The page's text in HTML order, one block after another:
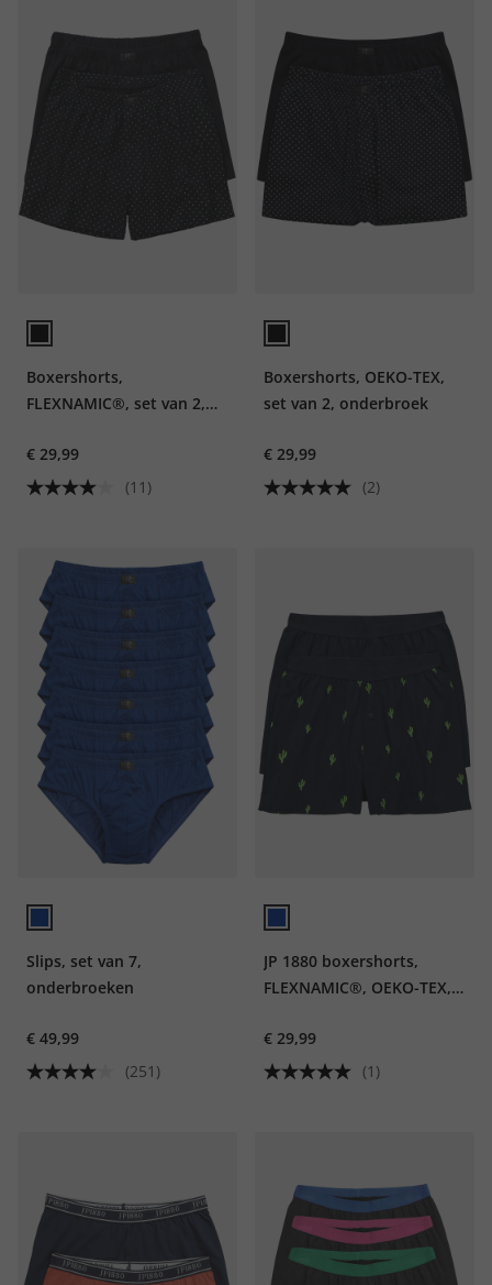
Boxershorts,
FLEXNAMIC®, set van 2,
€ 29,99
(11)
Boxershorts, OEKO-TEX,
set van 2, onderbroek
€ 29,99
(2)
Slips, set van 7,
onderbroeken
€ 49,99
(251)
JP 1880 boxershorts,
FLEXNAMIC®, OEKO-TEX,
8XL
€ 29,99
(1)